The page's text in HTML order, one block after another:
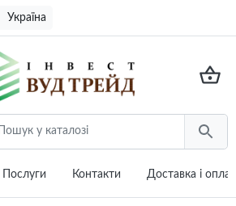
Україна
Послуги Контакти Доставка i